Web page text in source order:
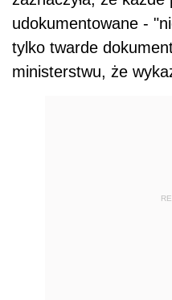
udokumentowane -
tylko twarde
ministerstwu, że